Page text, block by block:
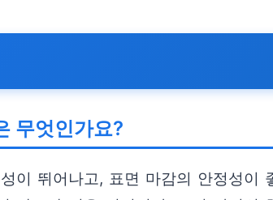
무엇인가요?
이 뛰어나고, 표면 마감의 안정성